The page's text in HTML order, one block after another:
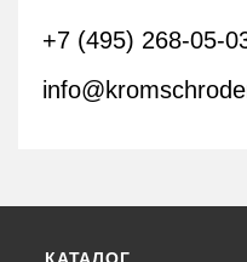
+7 (495) 268-05-